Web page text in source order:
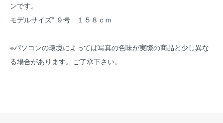
ンです。
モデルサイズ* ９号 １５８ｃｍ
※パソコンの環境によっては写真の色味が実際の商品と少し異な
る場合があります。ご了承下さい。